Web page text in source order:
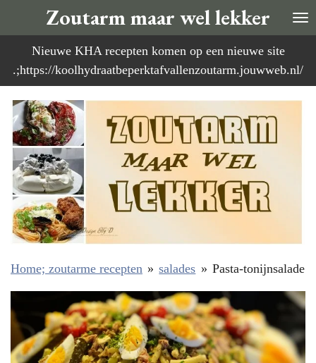
direct
naar
de
Zoutarm maar wel lekker
Nieuwe KHA recepten komen op een nieuwe site
.;https://koolhydraatbeperktafvallenzoutarm.jouwweb.nl/
Home; zoutarme recepten » salades » Pasta-tonijnsalade